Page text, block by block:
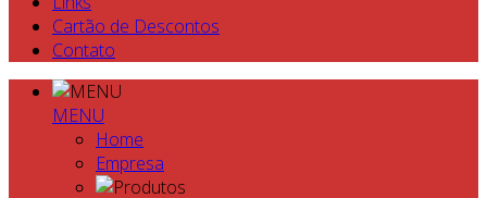
Cartão de Descontos
Contato
MENU
Home
Empresa